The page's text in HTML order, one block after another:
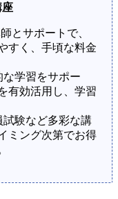
座
とサポートで、
すく、手頃な料金
な学習をサポー
有効活用し、学習
試験など多彩な講
ミング次第でお得